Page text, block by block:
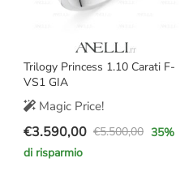
Trilogy Princess 1.10 Carati F-
VS1 GIA
Magic Price!
€5.500,00
Il
prezzo
€3.590,00
Il
prezzo
35%
di risparmio